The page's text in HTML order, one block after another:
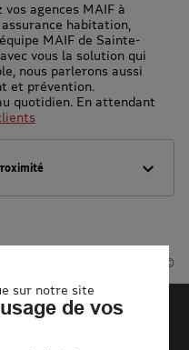
vos agences MAIF à
habitation,
MAIF de Sainte-
vous la solution qui
nous parlerons aussi
et prévention.
quotidien. En attendant
evermaps ©
sur notre site
de vos